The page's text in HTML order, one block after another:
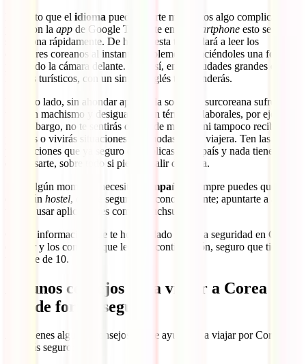
Es cierto que el idioma puede crearte momentos algo complicados,
pero con la app de Google Translate en tu smartphone esto se
soluciona rápidamente. De hecho, esta te ayudará a leer los
caracteres coreanos al instante simplemente haciéndoles una foto o
poniendo la cámara delante. Aun así, en las ciudades grandes o
lugares turísticos, con un simple inglés te entenderás.
Por otro lado, sin ahondar apenas, la sociedad surcoreana sufre de
un gran machismo y desigualdad en términos laborales, por ejemplo.
Sin embargo, no te sentirás objeto de miradas ni tampoco recibirás
piropos o vivirás situaciones incómodas como viajera. Ten las
precauciones que ya seguro que aplicas en tu país y nada tiene por
qué pasarte, sobre todo si piensas salir de fiesta.
Si en algún momento necesitas
compañía
, siempre puedes quedarte
en algún hostel, donde seguro que conoces gente; apuntarte a algún
tour; o usar aplicaciones como Couchsurfing.
Con la información que te hemos dado sobre la seguridad en Corea
del Sur y los consejos que leerás a continuación, seguro que tienes
un viaje de 10.
Algunos consejos para viajar a Corea del
Sur de forma segura
Aquí tienes algunos consejos que te ayudarán a viajar por Corea del
Sur más seguro: